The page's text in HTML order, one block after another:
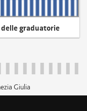
graduatorie
Giulia